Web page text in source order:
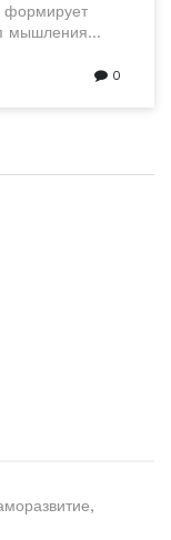
формирует
мышления
0